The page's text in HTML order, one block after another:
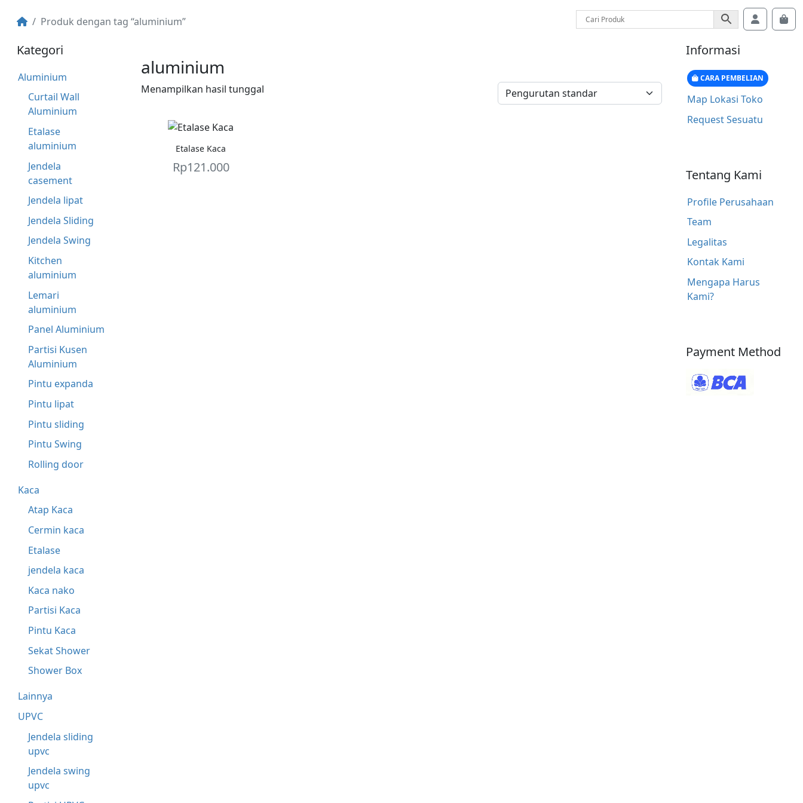
Produk dengan tag “aluminium” Account
Kategori
Aluminium
Curtail Wall
Aluminium
Etalase
aluminium
Jendela
casement
Jendela lipat
Jendela Sliding
Jendela Swing
Kitchen
aluminium
Lemari
aluminium
Panel Aluminium
Partisi Kusen
Aluminium
Pintu expanda
Pintu lipat
Pintu sliding
Pintu Swing
Rolling door
Kaca
Atap Kaca
Cermin kaca
Etalase
jendela kaca
Kaca nako
Partisi Kaca
Pintu Kaca
Sekat Shower
Shower Box
Lainnya
UPVC
Jendela sliding
upvc
Jendela swing
upvc
aluminium
Menampilkan hasil tunggal
Etalase Kaca
Rp121.000
Informasi
CARA PEMBELIAN
Map Lokasi Toko
Request Sesuatu
Tentang Kami
Profile Perusahaan
Team
Legalitas
Kontak Kami
Mengapa Harus
Kami?
Payment Method